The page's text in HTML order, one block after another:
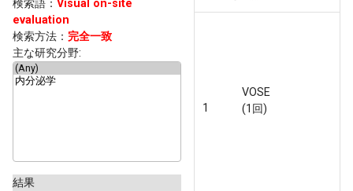
検索語： Visual on-site
evaluation
検索方法： 完全一致
主な研究分野:
結果
1
VOSE
(1回)